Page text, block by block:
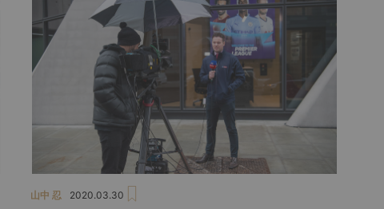
山中 忍 2020.03.30